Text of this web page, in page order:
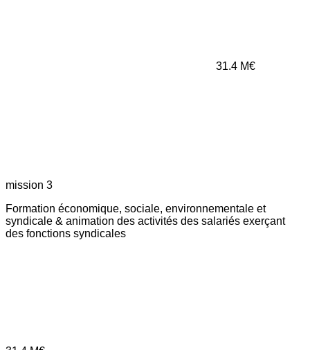
31.4 M€
mission 3
Formation économique, sociale, environnementale et
syndicale & animation des activités des salariés exerçant
des fonctions syndicales